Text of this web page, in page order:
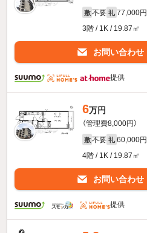
敷 不要 礼 77,000円
3階 / 1K / 19.87㎡
お問い合わせ
提供
6万円
（管理費8,000円）
敷 不要 礼 60,000円
4階 / 1K / 19.87㎡
お問い合わせ
提供